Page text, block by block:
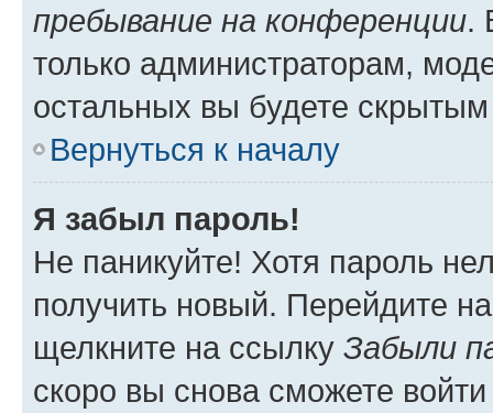
пребывание на конференции.
только администраторам,
остальных вы будете
Вернуться к началу
Я забыл пароль!
Не паникуйте! Хотя пароль
получить новый. Перейдите
щелкните на ссылку Забыли
скоро вы снова сможете